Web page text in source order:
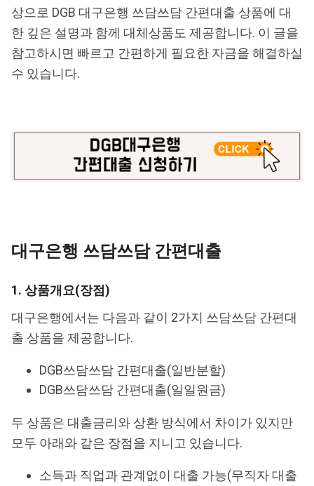
상으로 DGB 대구은행 쓰담쓰담 간편대출 상품에 대
한 깊은 설명과 함께 대체상품도 제공합니다. 이 글을
참고하시면 빠르고 간편하게 필요한 자금을 해결하실
수 있습니다.
대구은행 쓰담쓰담 간편대출
1. 상품개요(장점)
대구은행에서는 다음과 같이 2가지 쓰담쓰담 간편대
출 상품을 제공합니다.
DGB쓰담쓰담 간편대출(일반분할)
DGB쓰담쓰담 간편대출(일일원금)
두 상품은 대출금리와 상환 방식에서 차이가 있지만
모두 아래와 같은 장점을 지니고 있습니다.
소득과 직업과 관계없이 대출 가능(무직자 대출